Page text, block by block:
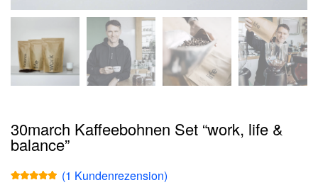
30march Kaffeebohnen Set “work, life &
balance”
(1 Kundenrezension)